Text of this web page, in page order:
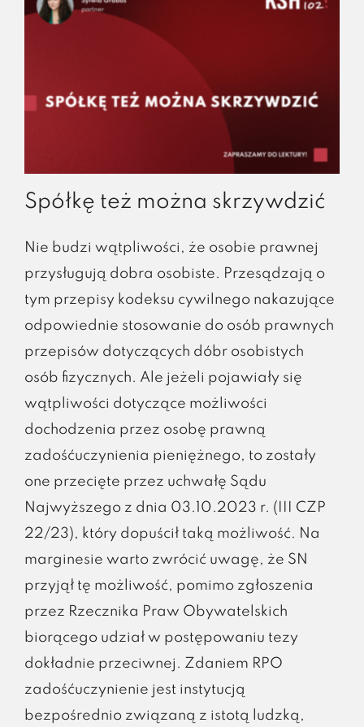
Spółkę też można skrzywdzić
Nie budzi wątpliwości, że osobie prawnej
przysługują dobra osobiste. Przesądzają o
tym przepisy kodeksu cywilnego nakazujące
odpowiednie stosowanie do osób prawnych
przepisów dotyczących dóbr osobistych
osób fizycznych. Ale jeżeli pojawiały się
wątpliwości dotyczące możliwości
dochodzenia przez osobę prawną
zadośćuczynienia pieniężnego, to zostały
one przecięte przez uchwałę Sądu
Najwyższego z dnia 03.10.2023 r. (III CZP
22/23), który dopuścił taką możliwość. Na
marginesie warto zwrócić uwagę, że SN
przyjął tę możliwość, pomimo zgłoszenia
przez Rzecznika Praw Obywatelskich
biorącego udział w postępowaniu tezy
dokładnie przeciwnej. Zdaniem RPO
zadośćuczynienie jest instytucją
bezpośrednio związaną z istotą ludzką,